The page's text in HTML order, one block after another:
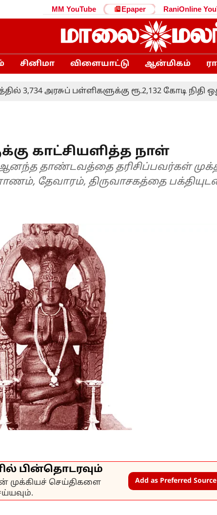
MM YouTube Epaper RaniOnline
சினிமா விளையாட்டு ஆன்மிகம்
அரசுப் பள்ளிகளுக்கு ரூ.2,132 கோடி நிதி
காட்சியளித்த நாள்
தாண்டவத்தை தரிசிப்பவர்கள்
தேவாரம், திருவாசகத்தை
பின்தொடரவும்
முக்கியச் செய்திகளை
Add as Preferred Source